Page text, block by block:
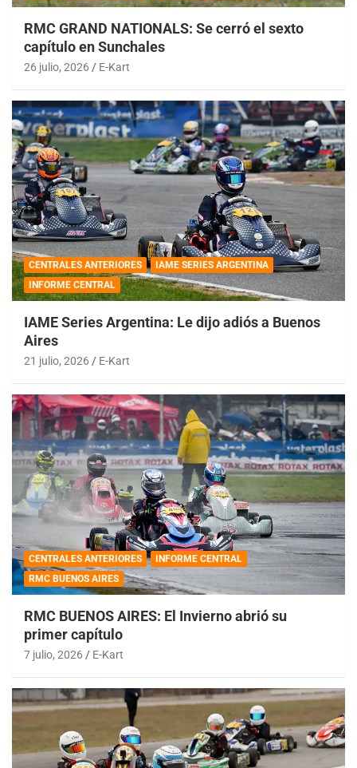
RMC GRAND NATIONALS: Se cerró el sexto
capítulo en Sunchales
26 julio, 2026 E-Kart
CENTRALES ANTERIORES
IAME SERIES ARGENTINA
INFORME CENTRAL
IAME Series Argentina: Le dijo adiós a Buenos
Aires
21 julio, 2026 E-Kart
CENTRALES ANTERIORES
INFORME CENTRAL
RMC BUENOS AIRES
RMC BUENOS AIRES: El Invierno abrió su
primer capítulo
7 julio, 2026 E-Kart